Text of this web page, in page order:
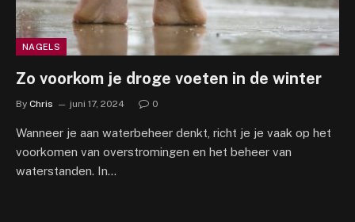
NAGELS
Zo voorkom je droge voeten in de winter
By Chris juni 17, 2024 0
Wanneer je aan waterbeheer denkt, richt je je vaak op het
voorkomen van overstromingen en het beheer van
waterstanden. In…